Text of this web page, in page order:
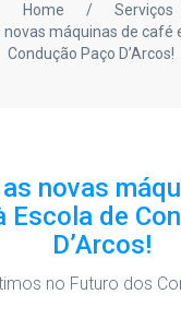
Home / Serviços
máquinas de café
Condução Paço D’Arcos!
as novas
Escola de
D’Arcos!
no Futuro dos